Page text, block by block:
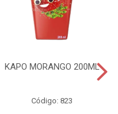
KAPO MORANGO 200ML
Código: 823